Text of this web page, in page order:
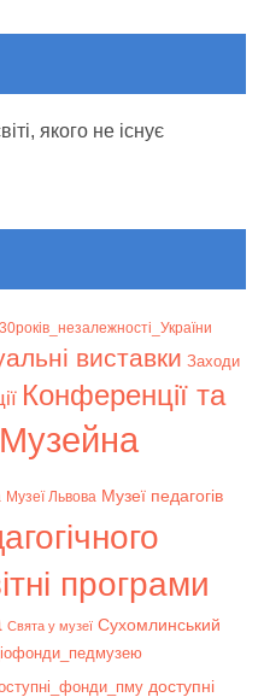
якого не існує
30років_незалежності_України
виставки Заходи
Конференції та
Музейна
Музеї Львова Музеї педагогів
програми
Свята у музеї Сухомлинський
доступні